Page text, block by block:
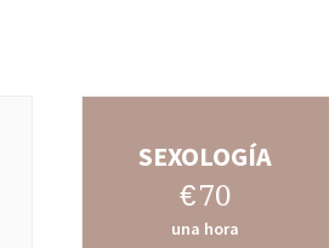
SEXOLOGÍA
€70
una hora